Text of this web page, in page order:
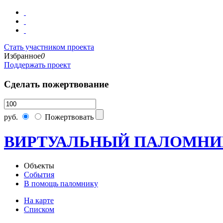
Стать участником проекта
Избранное0
Поддержать проект
Сделать пожертвование
руб. Пожертвовать
ВИРТУАЛЬНЫЙ
Объекты
События
В помощь паломнику
На карте
Списком